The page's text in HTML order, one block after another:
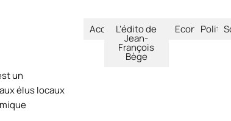
un
élus locaux
AccueilL'édito de
Jean-
François
Bège
Economie